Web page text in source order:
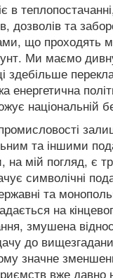
в
дозволів та
що проходять
Ми маємо
здебільше
енергетична
та іншими
мій погляд, є
символічні
та
на
змушена
до
значне
вже давно